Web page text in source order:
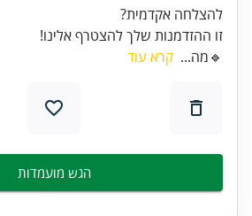
זו ההזדמנות שלך להצטרף אלינו!
🔹מה... קרא עוד
הגש מועמדות